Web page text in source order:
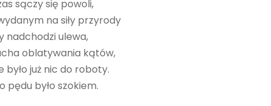
sączy się powoli,
na siły przyrody
nadchodzi ulewa,
oblatywania kątów,
już nic do roboty.
pędu było szokiem.